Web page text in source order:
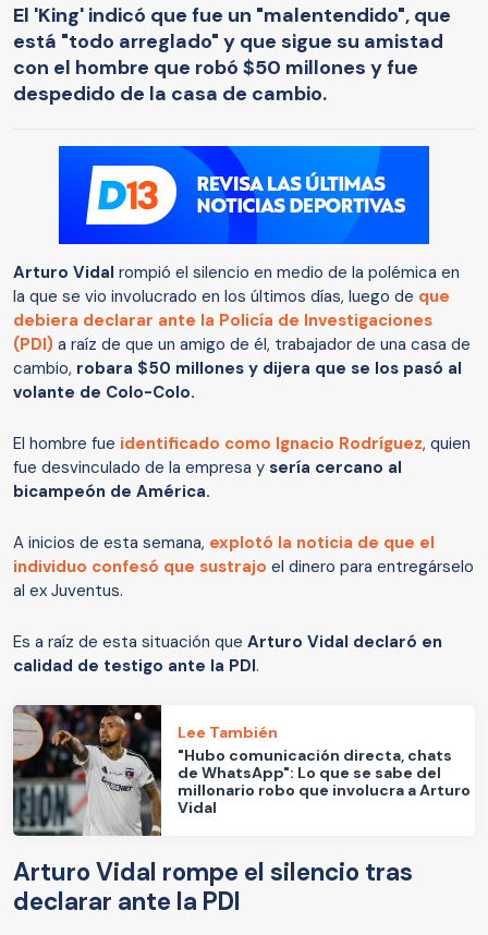
El 'King' indicó que fue un "malentendido", que
está "todo arreglado" y que sigue su amistad
con el hombre que robó $50 millones y fue
despedido de la casa de cambio.
Arturo Vidal rompió el silencio en medio de la polémica en
la que se vio involucrado en los últimos días, luego de que
debiera declarar ante la Policía de Investigaciones
(PDI) a raíz de que un amigo de él, trabajador de una casa de
cambio, robara $50 millones y dijera que se los pasó al
volante de Colo-Colo.
El hombre fue identificado como Ignacio Rodríguez, quien
fue desvinculado de la empresa y sería cercano al
bicampeón de América.
A inicios de esta semana, explotó la noticia de que el
individuo confesó que sustrajo el dinero para entregárselo
al ex Juventus.
Es a raíz de esta situación que Arturo Vidal declaró en
calidad de testigo ante la PDI.
Lee También
"Hubo comunicación directa, chats
de WhatsApp": Lo que se sabe del
millonario robo que involucra a Arturo
Vidal
Arturo Vidal rompe el silencio tras
declarar ante la PDI